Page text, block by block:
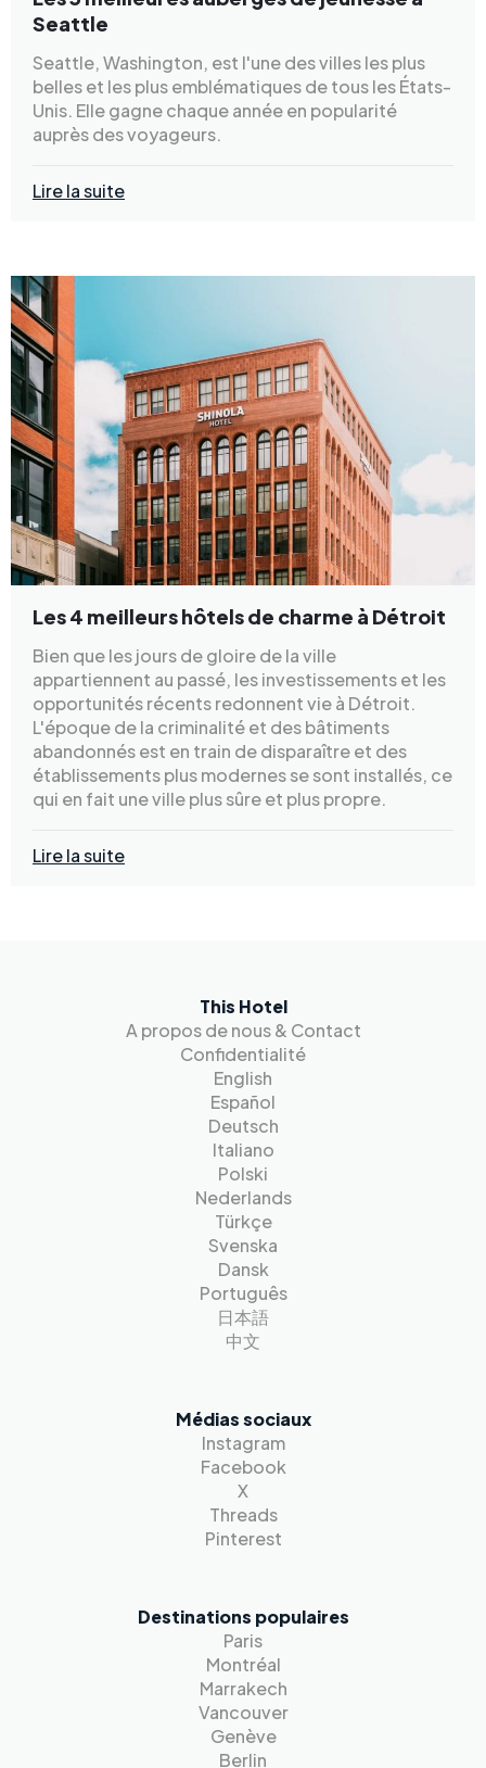
Seattle
Seattle, Washington, est l'une des villes les plus
belles et les plus emblématiques de tous les États-
Unis. Elle gagne chaque année en popularité
auprès des voyageurs.
Lire la suite
Les 4 meilleurs hôtels de charme à Détroit
Bien que les jours de gloire de la ville
appartiennent au passé, les investissements et les
opportunités récents redonnent vie à Détroit.
L'époque de la criminalité et des bâtiments
abandonnés est en train de disparaître et des
établissements plus modernes se sont installés, ce
qui en fait une ville plus sûre et plus propre.
Lire la suite
This Hotel
A propos de nous & Contact
Confidentialité
English
Español
Deutsch
Italiano
Polski
Nederlands
Türkçe
Svenska
Dansk
Português
日本語
中文
Médias sociaux
Instagram
Facebook
X
Threads
Pinterest
Destinations populaires
Paris
Montréal
Marrakech
Vancouver
Genève
Berlin